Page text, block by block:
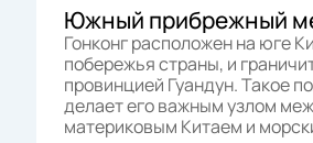
Южный прибрежный
Гонконг расположен на юге
побережья страны, и
провинцией Гуандун. Такое
делает его важным узлом
материковым Китаем и